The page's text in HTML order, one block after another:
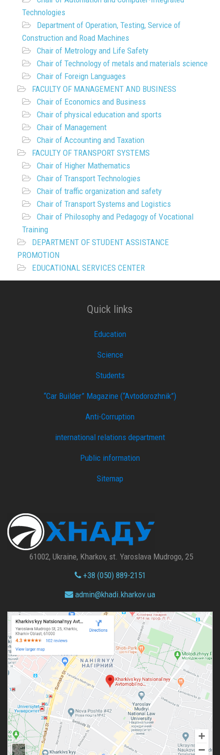
Technologies
Department of Operation, Testing, Service of
Construction and Road Machines
Chair of Metrology and Life Safety
Chair of Technology of metals and materials science
Chair of Foreign Languages
FACULTY OF MANAGEMENT AND BUSINESS
Chair of Economics and Business
Chair of physical education and sports
Chair of Management
Chair of Accounting and Taxation
FACULTY OF TRANSPORT SYSTEMS
Chair of Higher Mathematics
Chair of Transport Technologies
Chair of traffic organization and safety
Chair of Transport Systems and Logistics
Chair of Philosophy and Pedagogy of Vocational
Training
DEPARTMENT OF STUDENT ASSISTANCE
PROMOTION
EDUCATIONAL SERVICES CENTER
Quick links
Education
Science
Students
“Car Builder” Magazine (“Avtodorozhnik”)
Anti-Corruption
international relations department
Public information
Sitemap
61002, Ukraine, Kharkov, st. Yaroslava Mudrogo, 25
+38 (050) 889-2151
admin@khadi.kharkov.ua